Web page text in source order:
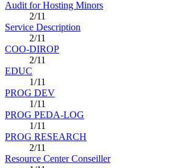
Audit for Hosting Minors
2/11
Service Description
2/11
COO-DIROP
2/11
EDUC
1/11
PROG DEV
1/11
PROG PEDA-LOG
1/11
PROG RESEARCH
2/11
Resource Center Conseiller